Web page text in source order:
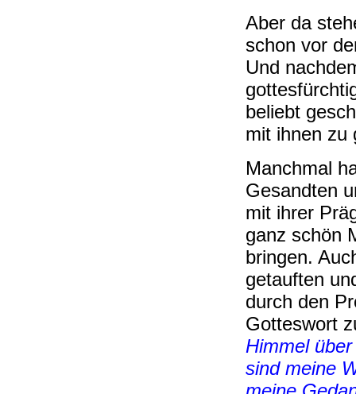
Aber da
schon vor
Und
beliebt
mit ihnen zu
Manchmal
Gesandten
mit ihrer
ganz schön
bringen.
getauften
durch den
Gotteswort
Himmel
sind meine